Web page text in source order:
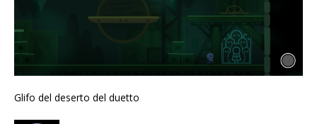
Glifo del deserto del duetto